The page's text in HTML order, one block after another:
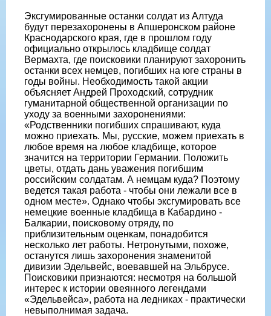
Эксгумированные останки солдат из Алтуда
будут перезахоронены в Апшеронском районе
Краснодарского края, где в прошлом году
официально открылось кладбище солдат
Вермахта, где поисковики планируют захоронить
останки всех немцев, погибших на юге страны в
годы войны. Необходимость такой акции
объясняет Андрей Проходский, сотрудник
гуманитарной общественной организации по
уходу за военными захоронениями:
«Родственники погибших спрашивают, куда
можно приехать. Мы, русские, можем приехать в
любое время на любое кладбище, которое
значится на территории Германии. Положить
цветы, отдать дань уважения погибшим
российским солдатам. А немцам куда? Поэтому
ведется такая работа - чтобы они лежали все в
одном месте». Однако чтобы эксгумировать все
немецкие военные кладбища в Кабардино -
Балкарии, поисковому отряду, по
приблизительным оценкам, понадобится
несколько лет работы. Нетронутыми, похоже,
останутся лишь захоронения знаменитой
дивизии Эдельвейс, воевавшей на Эльбрусе.
Поисковики признаются: несмотря на большой
интерес к истории овеянного легендами
«Эдельвейса», работа на ледниках - практически
невыполнимая задача.